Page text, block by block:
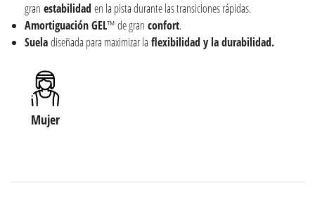
gran estabilidad en la pista durante las transiciones rápidas.
AmortiguaciónGEL™ de gran confort.
Sueladiseñada para maximizar la flexibilidad y la durabilidad.
Mujer